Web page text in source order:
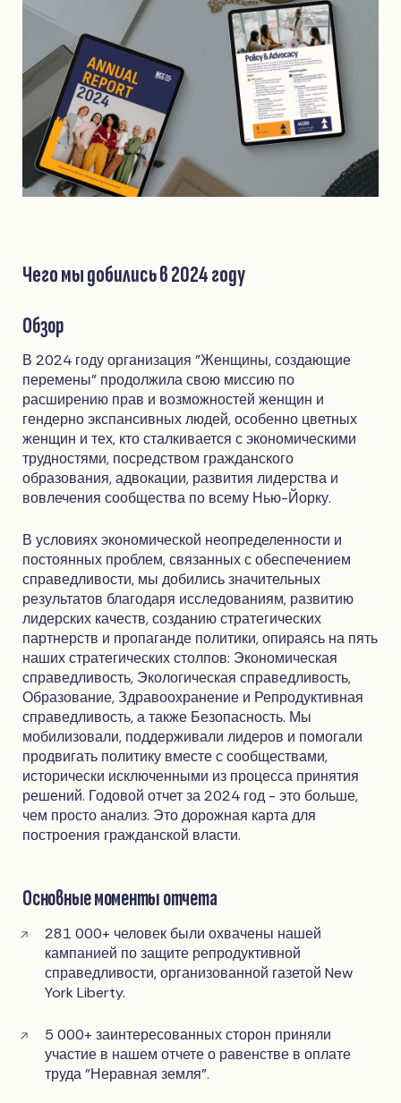
Чего мы добились в 2024 году
Обзор
В 2024 году организация "Женщины, создающие
перемены" продолжила свою миссию по
расширению прав и возможностей женщин и
гендерно экспансивных людей, особенно цветных
женщин и тех, кто сталкивается с экономическими
трудностями, посредством гражданского
образования, адвокации, развития лидерства и
вовлечения сообщества по всему Нью-Йорку.
В условиях экономической неопределенности и
постоянных проблем, связанных с обеспечением
справедливости, мы добились значительных
результатов благодаря исследованиям, развитию
лидерских качеств, созданию стратегических
партнерств и пропаганде политики, опираясь на пять
наших стратегических столпов: Экономическая
справедливость, Экологическая справедливость,
Образование, Здравоохранение и Репродуктивная
справедливость, а также Безопасность. Мы
мобилизовали, поддерживали лидеров и помогали
продвигать политику вместе с сообществами,
исторически исключенными из процесса принятия
решений. Годовой отчет за 2024 год - это больше,
чем просто анализ. Это дорожная карта для
построения гражданской власти.
Основные моменты отчета
281 000+ человек были охвачены нашей
кампанией по защите репродуктивной
справедливости, организованной газетой New
York Liberty.
5 000+ заинтересованных сторон приняли
участие в нашем отчете о равенстве в оплате
труда "Неравная земля".